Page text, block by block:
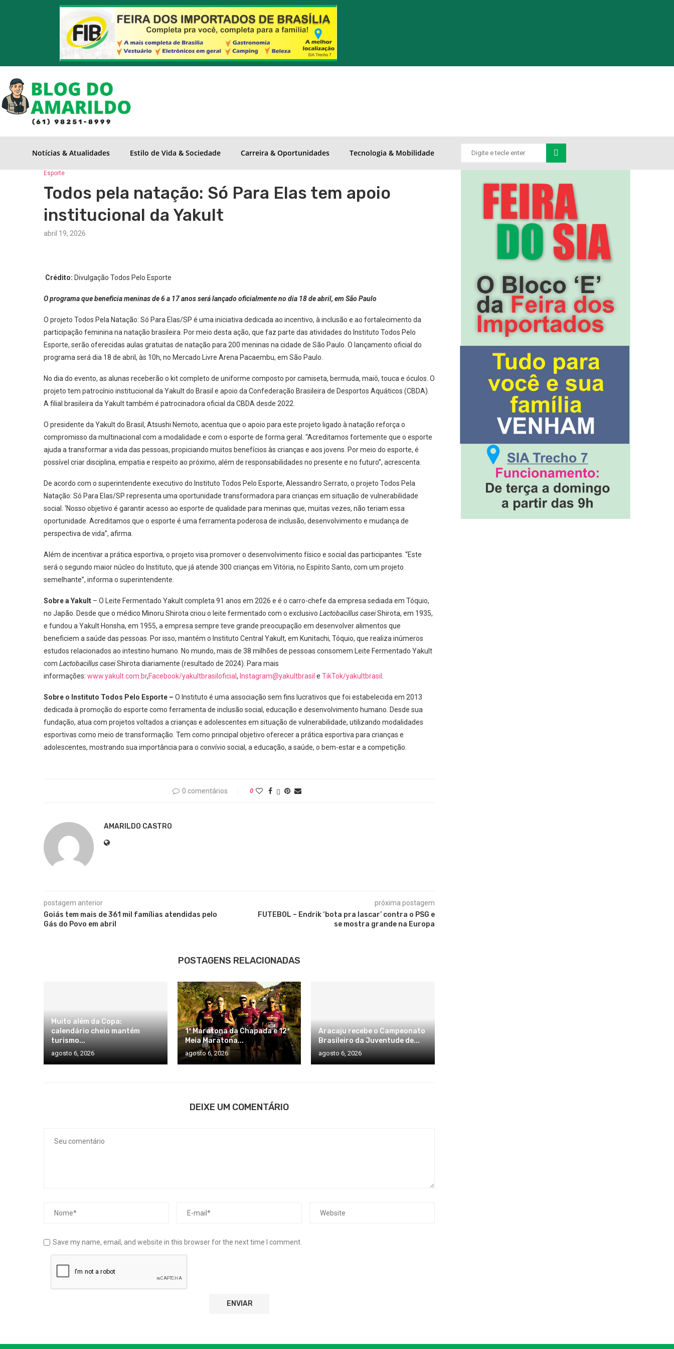
Notícias & Atualidades Estilo de Vida & Sociedade Carreira & Oportunidades Tecnologia & Mobilidade
Esporte
Todos pela natação: Só Para Elas tem apoio
institucional da Yakult
abril 19, 2026
Crédito: Divulgação Todos Pelo Esporte
O programa que beneficia meninas de 6 a 17 anos será lançado oficialmente no dia 18 de abril, em São Paulo
O projeto Todos Pela Natação: Só Para Elas/SP é uma iniciativa dedicada ao incentivo, à inclusão e ao fortalecimento da
participação feminina na natação brasileira. Por meio desta ação, que faz parte das atividades do Instituto Todos Pelo
Esporte, serão oferecidas aulas gratuitas de natação para 200 meninas na cidade de São Paulo. O lançamento oficial do
programa será dia 18 de abril, às 10h, no Mercado Livre Arena Pacaembu, em São Paulo.
No dia do evento, as alunas receberão o kit completo de uniforme composto por camiseta, bermuda, maiô, touca e óculos. O
projeto tem patrocínio institucional da Yakult do Brasil e apoio da Confederação Brasileira de Desportos Aquáticos (CBDA).
A filial brasileira da Yakult também é patrocinadora oficial da CBDA desde 2022.
O presidente da Yakult do Brasil, Atsushi Nemoto, acentua que o apoio para este projeto ligado à natação reforça o
compromisso da multinacional com a modalidade e com o esporte de forma geral. “Acreditamos fortemente que o esporte
ajuda a transformar a vida das pessoas, propiciando muitos benefícios às crianças e aos jovens. Por meio do esporte, é
possível criar disciplina, empatia e respeito ao próximo, além de responsabilidades no presente e no futuro”, acrescenta.
De acordo com o superintendente executivo do Instituto Todos Pelo Esporte, Alessandro Serrato, o projeto Todos Pela
Natação: Só Para Elas/SP representa uma oportunidade transformadora para crianças em situação de vulnerabilidade
social. ‘Nosso objetivo é garantir acesso ao esporte de qualidade para meninas que, muitas vezes, não teriam essa
oportunidade. Acreditamos que o esporte é uma ferramenta poderosa de inclusão, desenvolvimento e mudança de
perspectiva de vida”, afirma.
Além de incentivar a prática esportiva, o projeto visa promover o desenvolvimento físico e social das participantes. “Este
será o segundo maior núcleo do Instituto, que já atende 300 crianças em Vitória, no Espírito Santo, com um projeto
semelhante”, informa o superintendente.
Sobre a Yakult – O Leite Fermentado Yakult completa 91 anos em 2026 e é o carro-chefe da empresa sediada em Tóquio,
no Japão. Desde que o médico Minoru Shirota criou o leite fermentado com o exclusivo Lactobacillus caseiShirota, em 1935,
e fundou a Yakult Honsha, em 1955, a empresa sempre teve grande preocupação em desenvolver alimentos que
beneficiem a saúde das pessoas. Por isso, mantém o Instituto Central Yakult, em Kunitachi, Tóquio, que realiza inúmeros
estudos relacionados ao intestino humano. No mundo, mais de 38 milhões de pessoas consomem Leite Fermentado Yakult
com Lactobacillus caseiShirota diariamente (resultado de 2024). Para mais
informações: www.yakult.com.br,Facebook/yakultbrasiloficial, Instagram@yakultbrasil e TikTok/yakultbrasil .
Sobre o Instituto Todos Pelo Esporte – O Instituto é uma associação sem fins lucrativos que foi estabelecida em 2013
dedicada à promoção do esporte como ferramenta de inclusão social, educação e desenvolvimento humano. Desde sua
fundação, atua com projetos voltados a crianças e adolescentes em situação de vulnerabilidade, utilizando modalidades
esportivas como meio de transformação. Tem como principal objetivo oferecer a prática esportiva para crianças e
adolescentes, mostrando sua importância para o convívio social, a educação, a saúde, o bem-estar e a competição.
0 comentários 0
AMARILDO CASTRO
postagem anterior
Goiás tem mais de 361 mil famílias atendidas pelo
Gás do Povo em abril
próxima postagem
FUTEBOL – Endrik ‘bota pra lascar’ contra o PSG e
se mostra grande na Europa
POSTAGENS RELACIONADAS
Muito além da Copa:
calendário cheio mantém
turismo...
agosto 6, 2026
1ª Maratona da Chapada e 12ª
Meia Maratona...
agosto 6, 2026
Aracaju recebe o Campeonato
Brasileiro da Juventude de...
agosto 6, 2026
DEIXE UM COMENTÁRIO
Save my name, email, and website in this browser for the next time I comment.